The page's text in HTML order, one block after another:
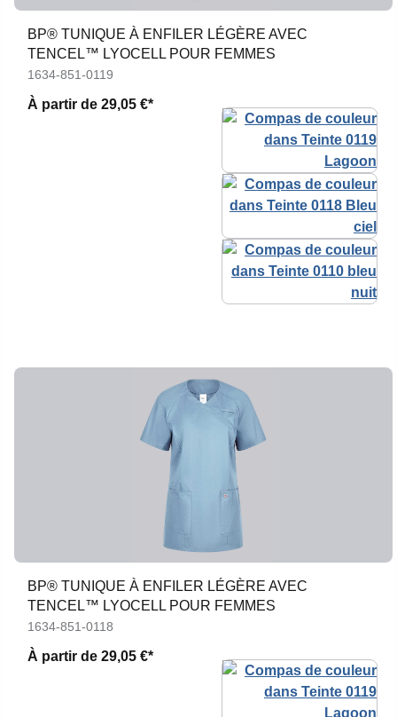
BP® TUNIQUE À ENFILER LÉGÈRE AVEC
TENCEL™ LYOCELL POUR FEMMES
1634-851-0119
À partir de 29,05 €*
BP® TUNIQUE À ENFILER LÉGÈRE AVEC
TENCEL™ LYOCELL POUR FEMMES
1634-851-0118
À partir de 29,05 €*